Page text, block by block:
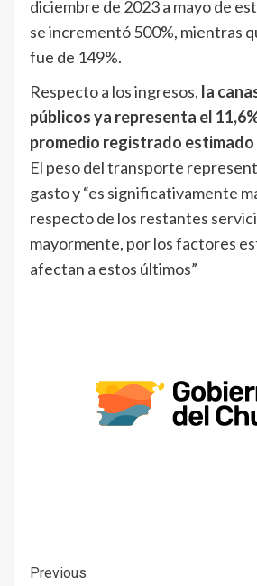
diciembre de 2023 a mayo de
se incrementó 500%, mientras
fue de 149%.
Respecto a los ingresos, la
públicos ya representa el
promedio registrado estimado
El peso del transporte
gasto y “es significativamente
respecto de los restantes
mayormente, por los factores
afectan a estos últimos”
Previous